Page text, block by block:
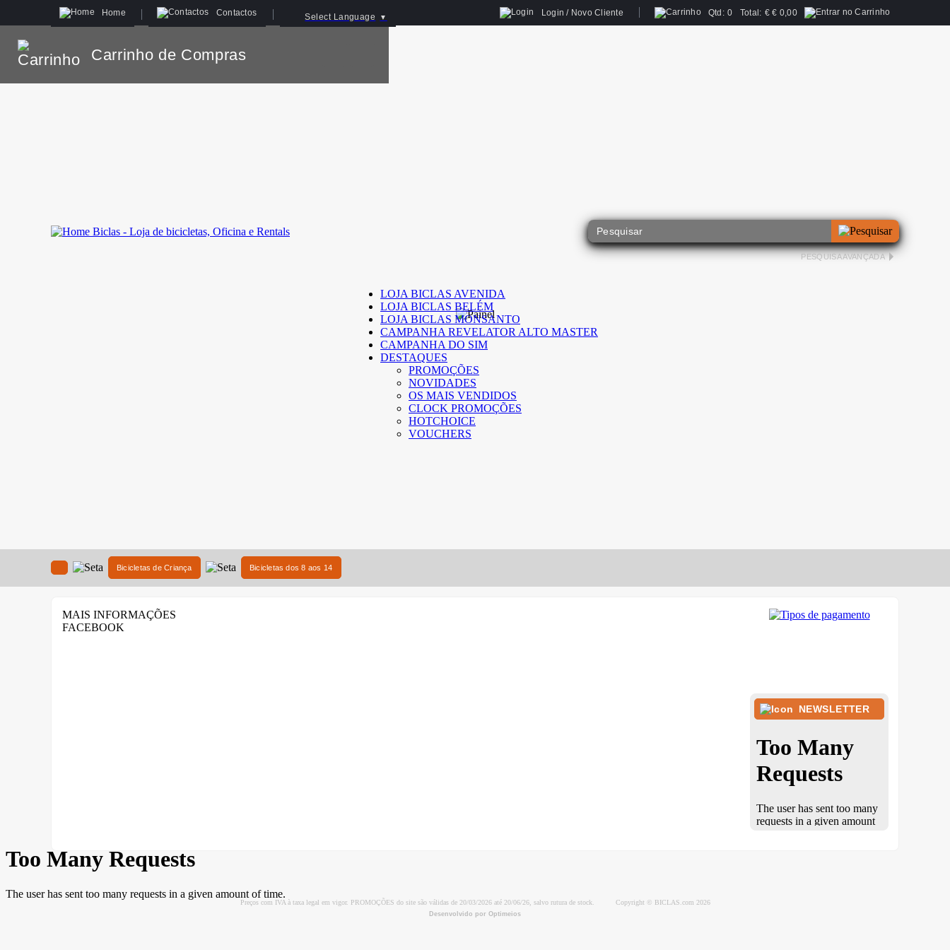
Home Contactos Select Language ▼ Login / Novo Cliente Qtd: 0 Total: €€ 0,00
Carrinho de Compras
PESQUISA AVANÇADA
LOJA BICLAS AVENIDA
LOJA BICLAS BELÉM
LOJA BICLAS MONSANTO
CAMPANHA REVELATOR ALTO MASTER
CAMPANHA DO SIM
DESTAQUES
PROMOÇÕES
NOVIDADES
OS MAIS VENDIDOS
CLOCK PROMOÇÕES
HOTCHOICE
VOUCHERS
Bicicletas de Criança Bicicletas dos 8 aos 14
MAIS INFORMAÇÕES
FACEBOOK
NEWSLETTER
Preços com IVA à taxa legal em vigor. PROMOÇÕES do site são válidas de 20/03/2026 até 20/06/26, salvo rutura de stock. Copyright © BICLAS.com 2026
Desenvolvido por Optimeios